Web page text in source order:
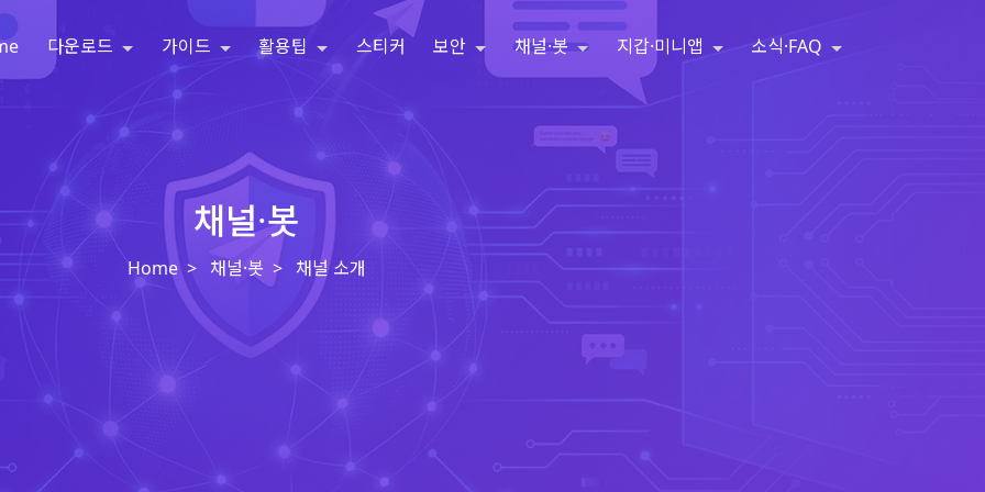
다운로드 가이드 활용팁 스티커 보안 채널·봇 지갑·미니앱 소식·FAQ
채널·봇
Home 채널·봇 채널 소개